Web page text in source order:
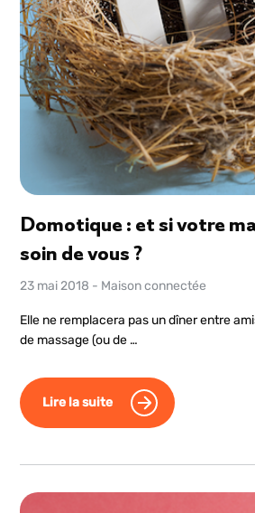
Domotique : et si votre
soin de vous ?
23 mai 2018 - Maison connectée
Elle ne remplacera pas un dîner entre
de massage (ou de …
Lire la suite